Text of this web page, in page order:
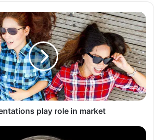
Presentations
play
role
in
market
play role in market
قبل